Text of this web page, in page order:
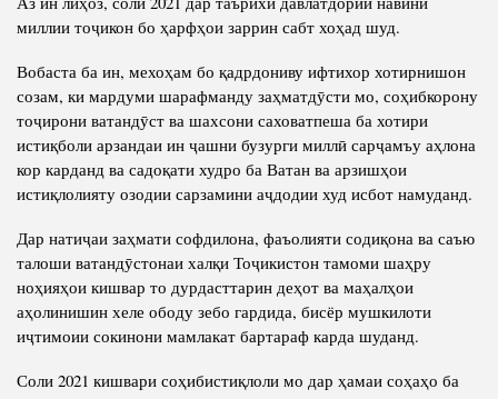
миллии тоҷикон бо ҳарфҳои заррин сабт хоҳад шуд.
Вобаста ба ин, мехоҳам бо қадрдониву ифтихор хотирнишон
созам, ки мардуми шарафманду заҳматдӯсти мо, соҳибкорону
тоҷирони ватандӯст ва шахсони саховатпеша ба хотири
истиқболи арзандаи ин ҷашни бузурги миллӣ сарҷамъу аҳлона
кор карданд ва садоқати худро ба Ватан ва арзишҳои
истиқлолияту озодии сарзамини аҷдодии худ исбот намуданд.
Дар натиҷаи заҳмати софдилона, фаъолияти содиқона ва саъю
талоши ватандӯстонаи халқи Тоҷикистон тамоми шаҳру
ноҳияҳои кишвар то дурдасттарин деҳот ва маҳалҳои
аҳолинишин хеле ободу зебо гардида, бисёр мушкилоти
иҷтимоии сокинони мамлакат бартараф карда шуданд.
Соли 2021 кишвари соҳибистиқлоли мо дар ҳамаи соҳаҳо ба